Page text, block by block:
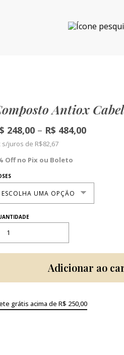
Antiox
248,00 – R$ 484,00Price
s/juros de R$82,67
Off no Pix ou Boleto
Adicionar ao
grátis acima de R$ 250,00